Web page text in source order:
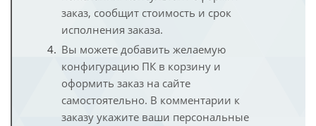
заказ, сообщит стоимость и срок
исполнения заказа.
Вы можете добавить желаемую
конфигурацию ПК в корзину и
оформить заказ на сайте
самостоятельно. В комментарии к
заказу укажите ваши персональные